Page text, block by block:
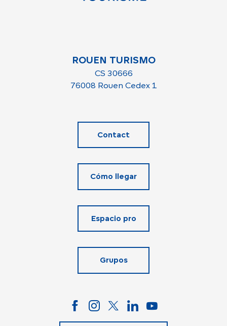
ROUEN TURISMO
CS 30666
76008 Rouen Cedex 1
Contact
Cómo llegar
Espacio pro
Grupos